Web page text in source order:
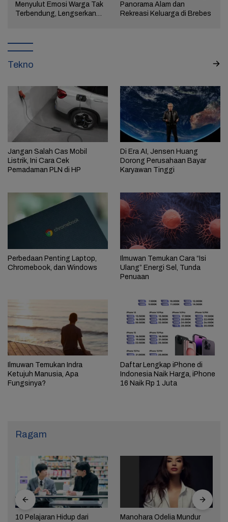
Menyulut Emosi Warga Tak
Terbendung, Lengserkan
Panorama Alam dan
Rekreasi Keluarga di Brebes
Tekno
Jangan Salah Cas Mobil
Listrik, Ini Cara Cek
Pemadaman PLN di HP
Di Era AI, Jensen Huang
Dorong Perusahaan Bayar
Karyawan Tinggi
Perbedaan Penting Laptop,
Chromebook, dan Windows
Ilmuwan Temukan Cara “Isi
Ulang” Energi Sel, Tunda
Penuaan
Ilmuwan Temukan Indra
Ketujuh Manusia, Apa
Fungsinya?
Daftar Lengkap iPhone di
Indonesia Naik Harga, iPhone
16 Naik Rp 1 Juta
Ragam
10 Pelajaran Hidup dari
Manohara Odelia Mundur